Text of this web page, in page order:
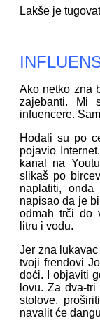
Lakše je
Ako netko zna
zajebanti. Mi
infuencere.
Hodali su po
pojavio
kanal na
slikaš po
naplatiti,
napisao da je
odmah trči do
litru i vodu.
Jer zna
tvoji frendovi
doći. I objaviti
lovu. Za dva-
stolove,
navalit će